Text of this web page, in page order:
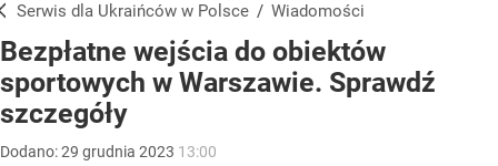
Serwis dla Ukraińców w Polsce / Wiadomości
Bezpłatne wejścia do obiektów
sportowych w Warszawie. Sprawdź
szczegóły
Dodano:29 grudnia 2023 13:00